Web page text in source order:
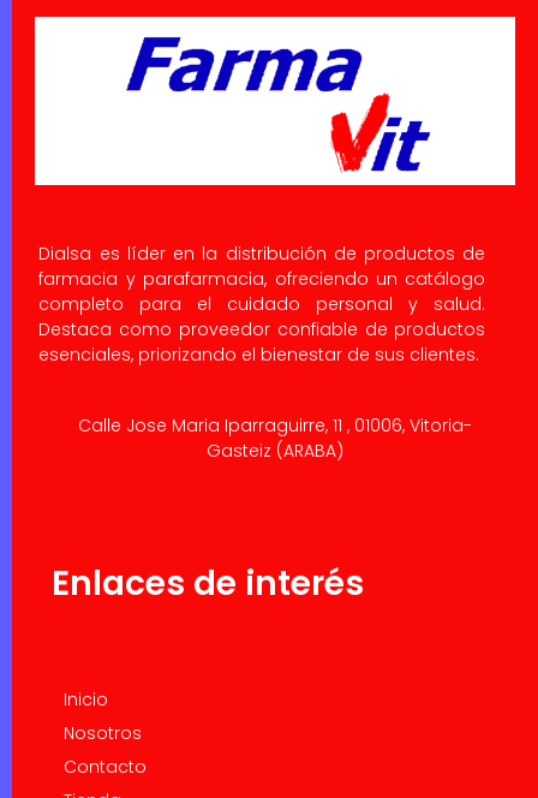
Dialsa es líder en la distribución de productos de
farmacia y parafarmacia, ofreciendo un catálogo
completo para el cuidado personal y salud.
Destaca como proveedor confiable de productos
esenciales, priorizando el bienestar de sus clientes.
Calle Jose Maria Iparraguirre, 11 , 01006, Vitoria-
Gasteiz (ARABA)
Enlaces de interés
Inicio
Nosotros
Contacto